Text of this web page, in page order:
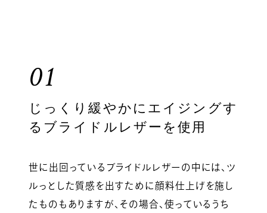
01
じっくり緩やかにエイジングす
るブライドルレザーを使用
世に出回っているブライドルレザーの中には、ツ
ルっとした質感を出すために顔料仕上げを施し
たものもありますが、その場合、使っているうち